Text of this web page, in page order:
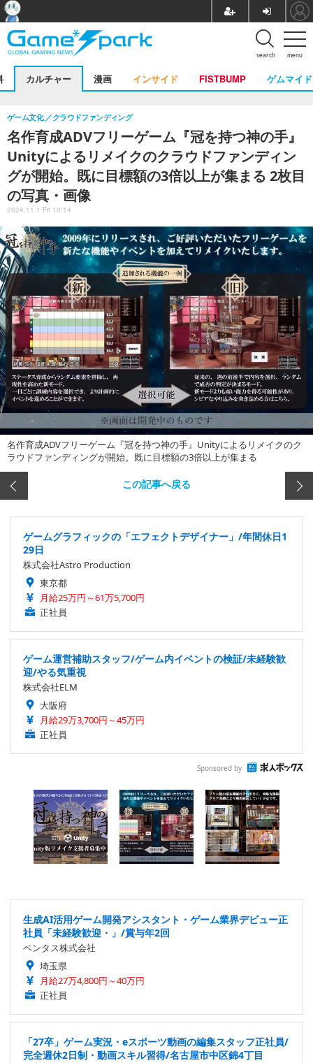
menu
search
カルチャー 漫画 インサイド FISTBUMP ゲムマイド
名作育成ADVフリーゲーム『冠を持つ神の手』
Unityによるリメイクのクラウドファンディン
グが開始。既に目標額の3倍以上が集まる 2枚目
の写真・画像
ゲーム文化 クラウドファンディング
2024.11.1 Fri 10:14
名作育成ADVフリーゲーム『冠を持つ神の手』Unityによるリメイクのク
ラウドファンディングが開始。既に目標額の3倍以上が集まる
この記事へ戻る
ゲームグラフィックの「エフェクトデザイナー」/年間休日1
29日
株式会社Astro Production
東京都
月給25万円～61万5,700円
正社員
ゲーム運営補助スタッフ/ゲーム内イベントの検証/未経験歓
迎/やる気重視
株式会社ELM
大阪府
月給29万3,700円～45万円
正社員
Sponsored by
生成AI活用ゲーム開発アシスタント・ゲーム業界デビュー正
社員「未経験歓迎・」/賞与年2回
ベンタス株式会社
埼玉県
月給27万4,800円～40万円
正社員
「27卒」ゲーム実況・eスポーツ動画の編集スタッフ正社員/
完全週休2日制・動画スキル習得/名古屋市中区錦4丁目